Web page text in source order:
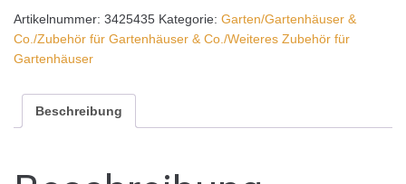
Artikelnummer: 3425435 Kategorie: Garten/Gartenhäuser &
Co./Zubehör für Gartenhäuser & Co./Weiteres Zubehör für
Gartenhäuser
Beschreibung